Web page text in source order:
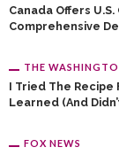
Canada Offers
Comprehensive
THE
I Tried The Recipe
Learned (and
FOX NEWS